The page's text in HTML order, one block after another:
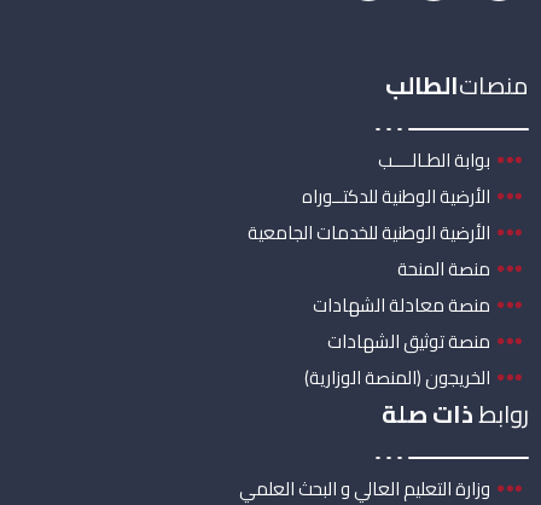
منصاتالطالب
بوابة الطـالــــب
الأرضية الوطنية للدكتــوراه
الأرضية الوطنية للخدمات الجامعية
منصة المنحة
منصة معادلة الشهادات
منصة توثيق الشهادات
الخريجون (المنصة الوزارية)
روابطذات صلة
وزارة التعليم العالي و البحث العلمي